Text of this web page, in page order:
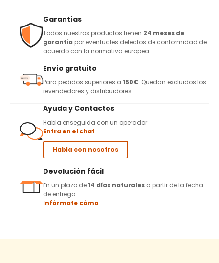
Garantías
Todos nuestros productos tienen 24 meses de
garantía por eventuales defectos de conformidad de
acuerdo con la normativa europea.
Envío gratuito
Para pedidos superiores a 150€. Quedan excluidos los
revendedores y distribuidores.
Ayuda y Contactos
Habla enseguida con un operador
Entra en el chat
Habla con nosotros
Devolución fácil
En un plazo de14 días naturales a partir de la fecha
de entrega
Infórmate cómo